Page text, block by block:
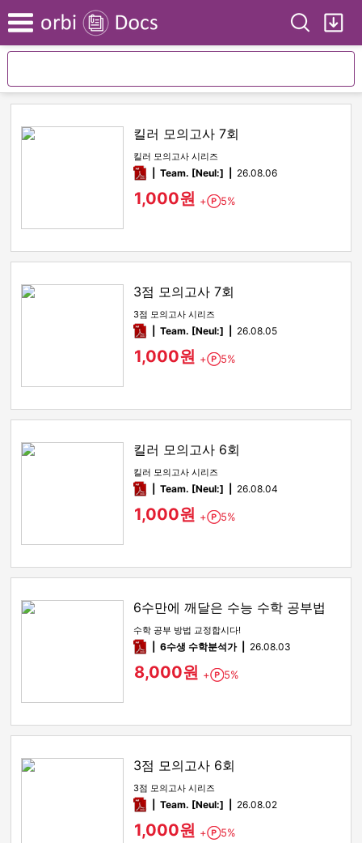
Menu Search
킬러 모의고사 7회
킬러 모의고사 시리즈
pdfTeam. [Neul:] 26.08.06
1,000원 + Point
5%
3점 모의고사 7회
3점 모의고사 시리즈
pdfTeam. [Neul:] 26.08.05
1,000원 + Point
5%
킬러 모의고사 6회
킬러 모의고사 시리즈
pdfTeam. [Neul:] 26.08.04
1,000원 + Point
5%
6수만에 깨달은 수능 수학 공부법
수학 공부 방법 교정합시다!
pdf6수생 수학분석가 26.08.03
8,000원 + Point
5%
3점 모의고사 6회
3점 모의고사 시리즈
pdfTeam. [Neul:] 26.08.02
1,000원 + Point
5%